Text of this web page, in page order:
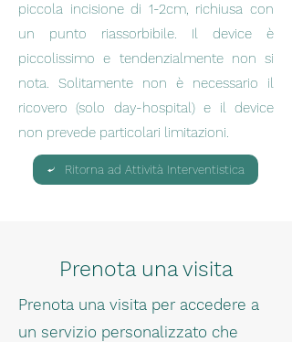
piccola incisione di 1-2cm, richiusa con
un punto riassorbibile. Il device è
piccolissimo e tendenzialmente non si
nota. Solitamente non è necessario il
ricovero (solo day-hospital) e il device
non prevede particolari limitazioni.
Ritorna ad Attività Interventistica
Prenota una visita
Prenota una visita per accedere a
un servizio personalizzato che